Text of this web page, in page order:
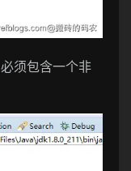
须包含一个非